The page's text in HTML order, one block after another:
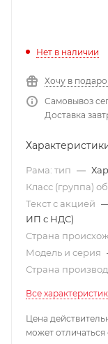
Нет в наличии
Хочу в
Самовывоз
Доставка
Рама: тип —
Класс (группа)
Текст с акцией
ИП с НДС)
Страна
Модель и серия
Страна
Все
Цена
может отличаться